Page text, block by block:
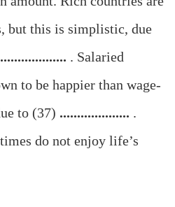
but this is simplistic, due
. Salaried
to be happier than wage-
to (37) .................... .
do not enjoy life’s